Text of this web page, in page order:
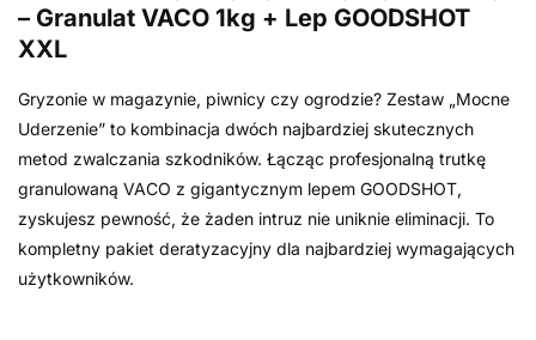
– Granulat VACO 1kg + Lep GOODSHOT
XXL
Gryzonie w magazynie, piwnicy czy ogrodzie? Zestaw „Mocne
Uderzenie” to kombinacja dwóch najbardziej skutecznych
metod zwalczania szkodników. Łącząc profesjonalną trutkę
granulowaną VACO z gigantycznym lepem GOODSHOT,
zyskujesz pewność, że żaden intruz nie uniknie eliminacji. To
kompletny pakiet deratyzacyjny dla najbardziej wymagających
użytkowników.